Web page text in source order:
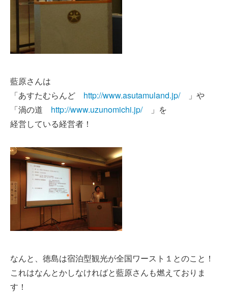
藍原さんは
「あすたむらんど http://www.asutamuland.jp/」や
「渦の道 http://www.uzunomichi.jp/」を
経営している経営者！
なんと、徳島は宿泊型観光が全国ワースト１とのこと！
これはなんとかしなければと藍原さんも燃えておりま
す！